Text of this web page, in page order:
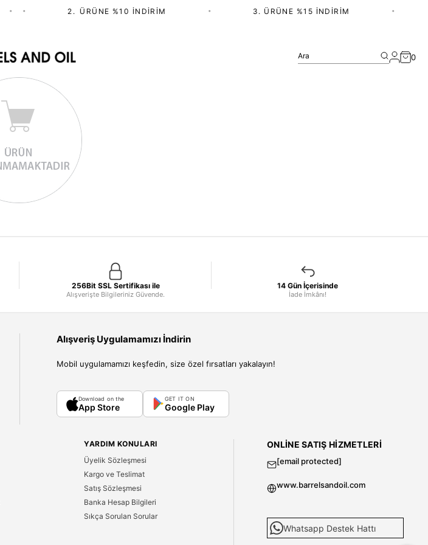
2.⁠ ⁠ÜRÜNE %10 İNDIRIM 3. ÜRÜNE %15 İNDIRIM
Ara 0
256Bit SSL Sertifikası ile
Alışverişte Bilgileriniz Güvende.
14 Gün İçerisinde
İade İmkânı!
Alışveriş Uygulamamızı İndirin
Mobil uygulamamızı keşfedin, size özel fırsatları yakalayın!
Download on the
App Store
GET IT ON
Google Play
YARDIM KONULARI
Üyelik Sözleşmesi
Kargo ve Teslimat
Satış Sözleşmesi
Banka Hesap Bilgileri
Sıkça Sorulan Sorular
ONLINE SATIŞ HIZMETLERI
[email protected]
www.barrelsandoil.com
Whatsapp Destek Hattı